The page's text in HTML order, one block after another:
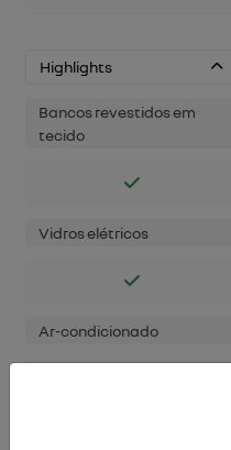
Highlights
Bancos revestidos em
tecido
Vidros elétricos
Ar-condicionado